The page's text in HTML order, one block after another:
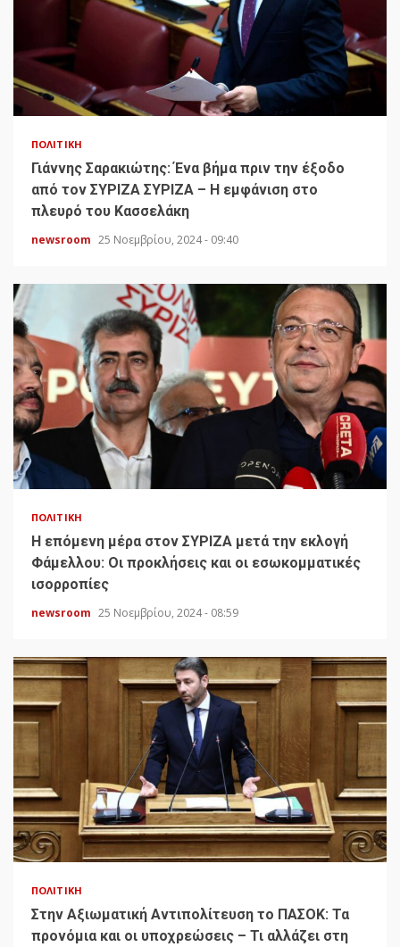
ΠΟΛΙΤΙΚΉ
Γιάννης Σαρακιώτης: Ένα βήμα πριν την έξοδο
από τον ΣΥΡΙΖΑ ΣΥΡΙΖΑ – Η εμφάνιση στο
πλευρό του Κασσελάκη
newsroom 25 Νοεμβρίου, 2024 - 09:40
ΠΟΛΙΤΙΚΉ
H επόμενη μέρα στον ΣΥΡΙΖΑ μετά την εκλογή
Φάμελλου: Οι προκλήσεις και οι εσωκομματικές
ισορροπίες
newsroom 25 Νοεμβρίου, 2024 - 08:59
ΠΟΛΙΤΙΚΉ
Στην Αξιωματική Αντιπολίτευση το ΠΑΣΟΚ: Τα
προνόμια και οι υποχρεώσεις – Τι αλλάζει στη